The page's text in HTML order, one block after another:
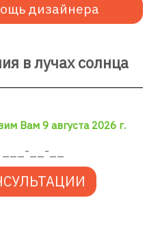
дизайнера
в лучах солнца
Вам 9 августа 2026 г.